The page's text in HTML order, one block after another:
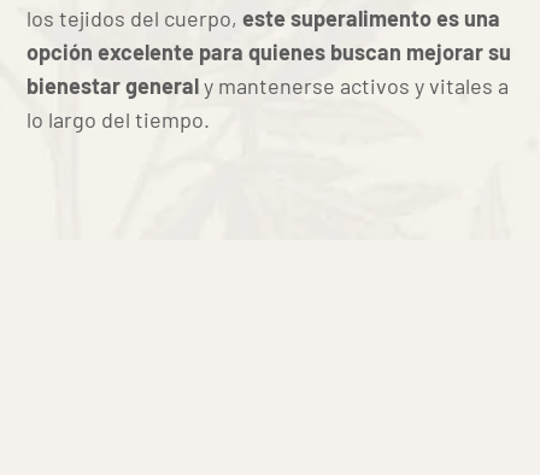
los tejidos del cuerpo, este superalimento es una
opción excelente para quienes buscan mejorar su
bienestar generaly mantenerse activos y vitales a
lo largo del tiempo.